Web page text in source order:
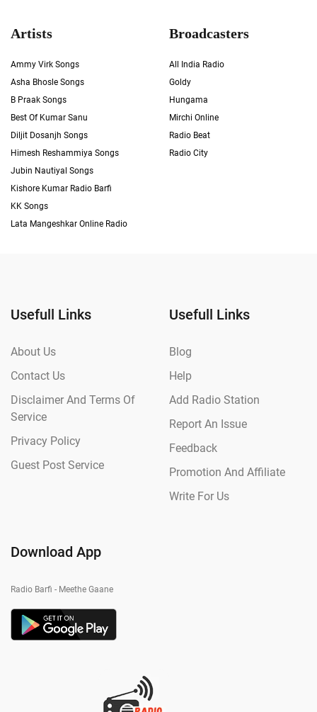
Artists
Ammy Virk Songs
Asha Bhosle Songs
B Praak Songs
Best Of Kumar Sanu
Diljit Dosanjh Songs
Himesh Reshammiya Songs
Jubin Nautiyal Songs
Kishore Kumar Radio Barfi
KK Songs
Lata Mangeshkar Online Radio
Broadcasters
All India Radio
Goldy
Hungama
Mirchi Online
Radio Beat
Radio City
Usefull Links
About Us
Contact Us
Disclaimer And Terms Of
Service
Privacy Policy
Guest Post Service
Usefull Links
Blog
Help
Add Radio Station
Report An Issue
Feedback
Promotion And Affiliate
Write For Us
Download App
Radio Barfi - Meethe Gaane